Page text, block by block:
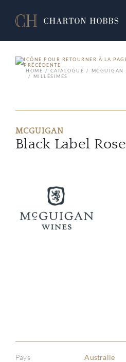
HOME
CATALOGUE MCGUIGAN
MILLÉSIMES
MCGUIGAN
Black Label Rose
Pays Australie